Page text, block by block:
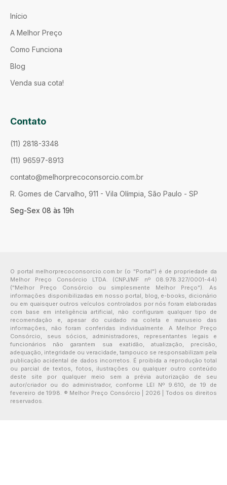
Início
A Melhor Preço
Como Funciona
Blog
Venda sua cota!
Contato
(11) 2818-3348
(11) 96597-8913
contato@melhorprecoconsorcio.com.br
R. Gomes de Carvalho, 911 - Vila Olímpia, São Paulo - SP
Seg-Sex 08 às 19h
O portal melhorprecoconsorcio.com.br (o "Portal") é de propriedade da
Melhor Preço Consórcio LTDA. (CNPJ/MF nº 08.978.327/0001-44)
("Melhor Preço Consórcio ou simplesmente Melhor Preço"). As
informações disponibilizadas em nosso portal, blog, e-books, dicionário
ou em quaisquer outros veículos controlados por nós foram elaboradas
com base em inteligência artificial, não configuram qualquer tipo de
recomendação e, apesar do cuidado na coleta e manuseio das
informações, não foram conferidas individualmente. A Melhor Preço
Consórcio, seus sócios, administradores, representantes legais e
funcionários não garantem sua exatidão, atualização, precisão,
adequação, integridade ou veracidade, tampouco se responsabilizam pela
publicação acidental de dados incorretos. É proibida a reprodução total
ou parcial de textos, fotos, ilustrações ou qualquer outro conteúdo
deste site por qualquer meio sem a prévia autorização de seu
autor/criador ou do administrador, conforme LEI Nº 9.610, de 19 de
fevereiro de 1998. ® Melhor Preço Consórcio | 2026 | Todos os direitos
reservados.